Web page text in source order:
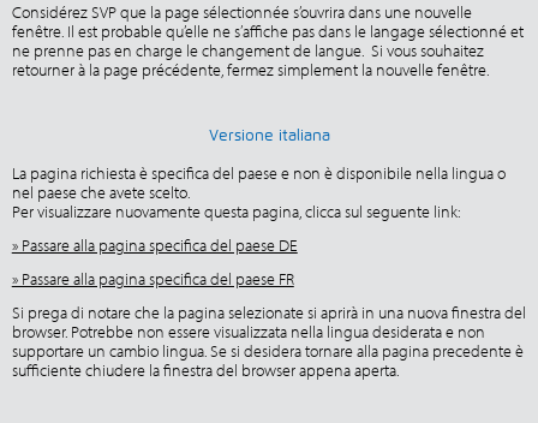
Considérez SVP que la page sélectionnée s’ouvrira dans une nouvelle
fenêtre. Il est probable qu’elle ne s’affiche pas dans le langage sélectionné et
ne prenne pas en charge le changement de langue. Si vous souhaitez
retourner à la page précédente, fermez simplement la nouvelle fenêtre.
Versione italiana
La pagina richiesta è specifica del paese e non è disponibile nella lingua o
nel paese che avete scelto.
Per visualizzare nuovamente questa pagina, clicca sul seguente link:
» Passare alla pagina specifica del paese DE
» Passare alla pagina specifica del paese FR
Si prega di notare che la pagina selezionate si aprirà in una nuova finestra del
browser. Potrebbe non essere visualizzata nella lingua desiderata e non
supportare un cambio lingua. Se si desidera tornare alla pagina precedente è
sufficiente chiudere la finestra del browser appena aperta.